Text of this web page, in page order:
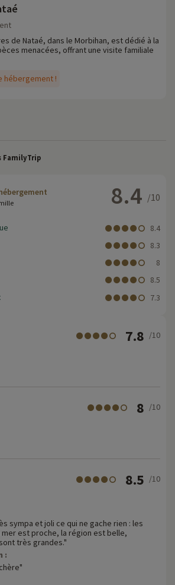
hébergement !
de Nataé, dans le Morbihan, est dédié à la
menacées, offrant une visite familiale
FamilyTrip
8.4 /10
8.4
8.3
8
8.5
7.3
7.8 /10
8 /10
8.5 /10
sympa et joli ce qui ne gache rien : les
mer est proche, la région est belle,
très grandes."
: